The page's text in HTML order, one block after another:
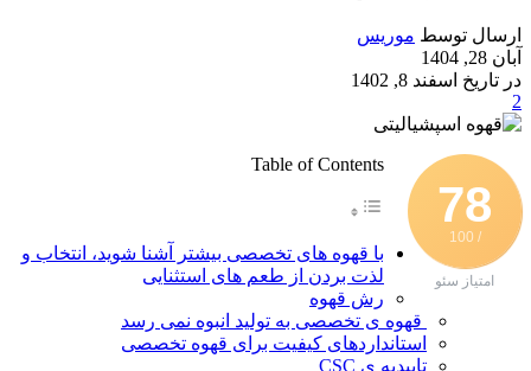
ارسال توسط موریس
آبان 28, 1404
در تاریخ اسفند 8, 1402
2
78
/ 100
امتیاز سئو
Table of Contents
با قهوه های تخصصی بیشتر آشنا شوید، انتخاب و
لذت بردن از طعم های استثنایی
رش قهوه
قهوه ی تخصصی به تولید انبوه نمی رسد
استانداردهای کیفیت برای قهوه تخصصی
تاییدیه ی CSC